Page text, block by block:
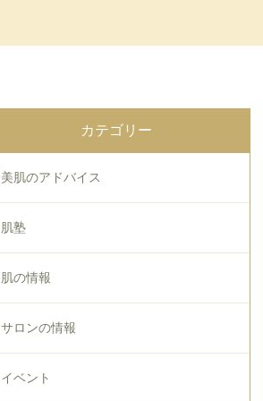
カテゴリー
美肌のアドバイス
肌塾
肌の情報
サロンの情報
イベント